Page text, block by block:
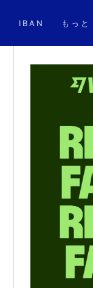
IBAN もっと